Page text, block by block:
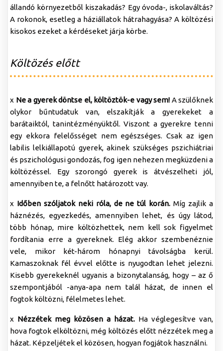
állandó környezetből kiszakadás? Egy óvoda-, iskolaváltás?
A rokonok, esetleg a háziállatok hátrahagyása? A költözési
kisokos ezeket a kérdéseket járja körbe.
Költözés előtt
x Ne a gyerek döntse el, költöztök-e vagy sem! A szülőknek
olykor bűntudatuk van, elszakítják a gyerekeket a
barátaiktól, tanintézményüktől. Viszont a gyerekre tenni
egy ekkora felelősséget nem egészséges. Csak az igen
labilis lelkiállapotú gyerek, akinek szükséges pszichiátriai
és pszichológusi gondozás, fog igen nehezen megküzdeni a
költözéssel. Egy szorongó gyerek is átvészelheti jól,
amennyiben te, a felnőtt határozott vay.
x Időben szóljatok neki róla, de ne túl korán. Míg zajlik a
háznézés, egyezkedés, amennyiben lehet, és úgy látod,
több hónap, mire költözhettek, nem kell sok figyelmet
fordítania erre a gyereknek. Elég akkor szembenéznie
vele, mikor két-három hónapnyi távolságba kerül.
Kamaszoknak fél évvel előtte is nyugodtan lehet jelezni.
Kisebb gyerekeknél ugyanis a bizonytalanság, hogy – az ő
szempontjából -anya-apa nem talál házat, de innen el
fogtok költözni, félelmetes lehet.
x Nézzétek meg közösen a házat. Ha véglegesítve van,
hova fogtok elköltözni, még költözés előtt nézzétek meg a
házat. Képzeljétek el közösen, hogyan fogjátok használni.